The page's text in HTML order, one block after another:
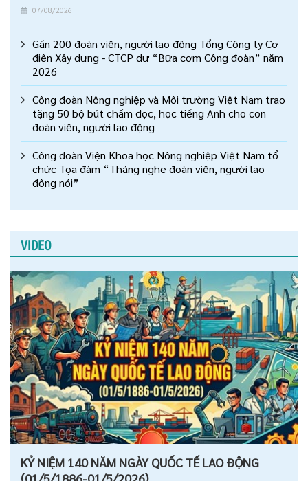
07/08/2026
Gần 200 đoàn viên, người lao động Tổng Công ty Cơ
điện Xây dựng - CTCP dự “Bữa cơm Công đoàn” năm
2026
Công đoàn Nông nghiệp và Môi trường Việt Nam trao
tặng 50 bộ bút chấm đọc, học tiếng Anh cho con
đoàn viên, người lao động
Công đoàn Viện Khoa học Nông nghiệp Việt Nam tổ
chức Tọa đàm “Tháng nghe đoàn viên, người lao
động nói”
VIDEO
KỶ NIỆM 140 NĂM NGÀY QUỐC TẾ LAO ĐỘNG